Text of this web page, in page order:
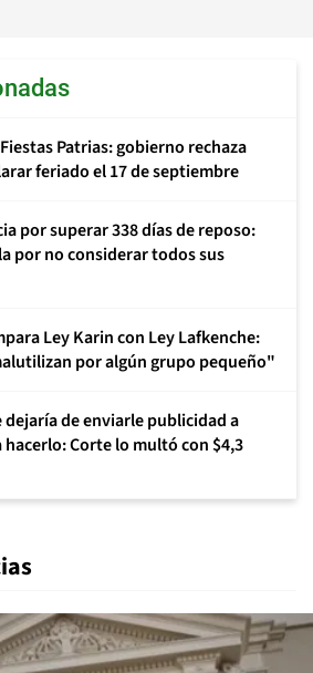
Patrias: gobierno rechaza
feriado el 17 de septiembre
por superar 338 días de reposo:
por no considerar todos sus
Ley Karin con Ley Lafkenche:
por algún grupo pequeño"
de enviarle publicidad a
Corte lo multó con $4,3